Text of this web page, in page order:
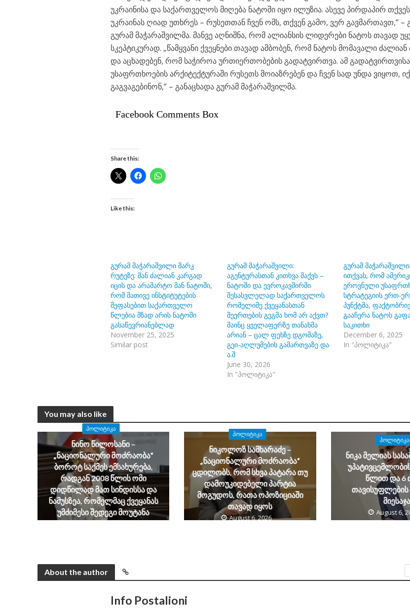
უკრაინისა და საქართველოს მიღება ნატოში იყო ილუზია. ასევე პირდაპირ
უკრაინას ღიად უთხრეს – რუსეთთან ჩვენ ომს, თქვენ გამო, ვერ გავმართავთ,“ –
გურამ მაჭარაშვილმა. მანვე აღნიშნა, რომ ალიანსის ლიდერები ნატოს თავად
სკეპტიკურად. „წამყვანი ქვეყნები თავად ამბობენ, რომ ნატოს მომავალი ძალიან
და აცხადებენ, რომ საჭიროა ურთიერთობების გადატვირთვა. ამ
უსაფრთხოების არქიტექტურაში რუსეთს მოიაზრებენ და ჩვენ სად უნდა ვიყოთ,
გაგვაგებინონ,“ – განაცხადა გურამ მაჭარაშვილმა.
Facebook Comments Box
Share this:
Like this:
გურამ მაჭარაშვილი მარკ
რუტეზე: მან ძალიან კარგად
იცის და არამარტო მან ნატოში,
რომ მათივე ინსტიტუტების
შეფასებით საქართველო
წლებია მზად არის ნატოში
გასაწევრიანებლად
November 25, 2025
Similar post
გურამ მაჭარაშვილი:
აგენტურასთან კითხვა მაქვს –
ნატოში და ევროკავშირში
შესასვლელად საქართველოს
რომელიმე ქვეყანასთან
შეერთების გეგმა ხომ არ აქვთ?
მაინც ყველაფერზე თანახმა
არიან – ცალ ფეხზე დგომაზე,
გეი-აღლუმების გამართვაზე და
ა.შ
June 30, 2026
In "პოლიტიკა"
გურამ
ითქვას, რომ
ეროვნული
სტრატეგიის ერთ-
პუნქტმა,
გააჩერა ნატოს
საკითხი
December 6, 2025
In "პოლიტიკა"
You may also like
ᲞᲝᲚᲘᲢᲘᲙᲐ
ნინო წილოსანი –
„ნაციონალური მოძრაობა“
ბოროტ საქმეს ემსახურება,
რადგან 2008 წლის ომი
დიდწილად მათ სინდისსა და
ნამუსზეა, რომელმაც ქვეყანას
უმძიმესი შედეგი მოუტანა
ᲞᲝᲚᲘᲢᲘᲙᲐ
ნიკოლოზ სამხარაძე –
„ნაციონალური მოძრაობა“
ცდილობს, რომ სხვა პატარა თუ
დამოუკიდებელი პარტია
მოგუდოს, რათა ოპოზიციაში
თავად იყოს
August 6, 2026
ᲞᲝᲚᲘᲢᲘᲙᲐ
ნიკა მელიას
წლით და 6
თავისუფლების
მიესაჯა
August 6,
About the author
Info Postalioni